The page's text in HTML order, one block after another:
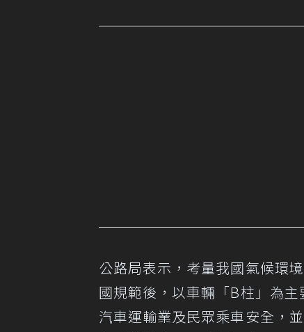
公路局表示，考量我國氣候環
國規範後，以車輛「B柱」為
汽車運輸業及民眾乘車安全，